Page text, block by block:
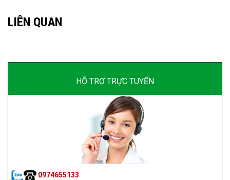
LIÊN QUAN
HỖ TRỢ TRỰC TUYẾN
0974655133